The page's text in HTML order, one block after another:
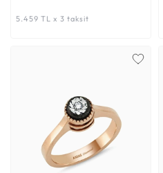
5.459 TL x 3 taksit